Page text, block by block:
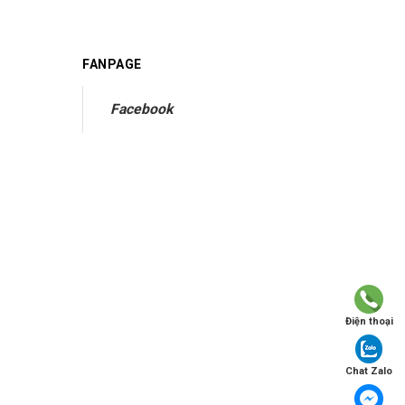
FANPAGE
Facebook
Điện thoại
Chat Zalo